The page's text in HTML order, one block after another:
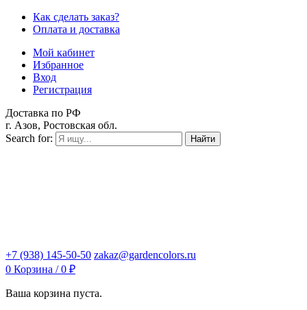
Как сделать заказ?
Оплата и доставка
Мой кабинет
Избранное
Вход
Регистрация
Доставка по РФ
г. Азов, Ростовская обл.
Search for:
Найти
+7 (938) 145-50-50 zakaz@gardencolors.ru
0 Корзина /0 ₽
Ваша корзина пуста.